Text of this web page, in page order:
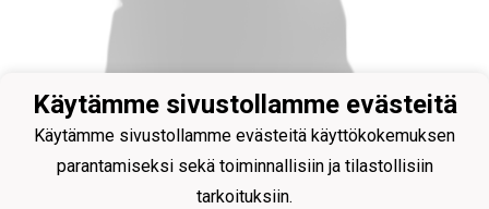
Joukkueenjohtaja
Yrjänä Marjut
Käytämme sivustollamme evästeitä
Käytämme sivustollamme evästeitä käyttökokemuksen
parantamiseksi sekä toiminnallisiin ja tilastollisiin
tarkoituksiin.